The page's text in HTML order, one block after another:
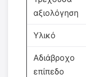
αξιολόγηση
Υλικό
Αδιάβροχο
επίπεδο